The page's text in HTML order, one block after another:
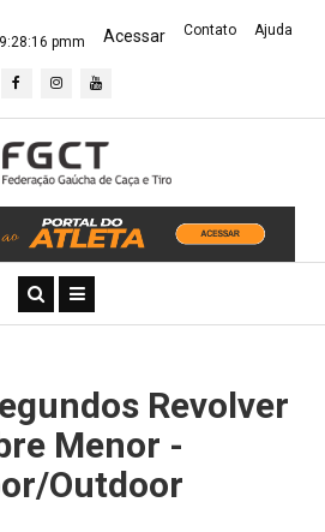
pmm Acessar Contato Ajuda
Revolver
Menor -
Outdoor